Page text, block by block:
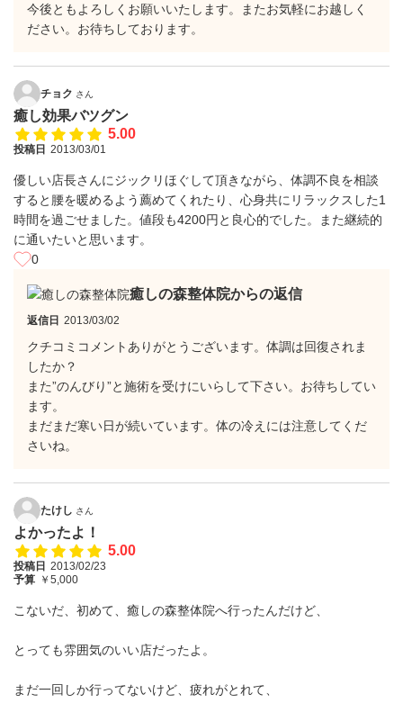
今後ともよろしくお願いいたします。またお気軽にお越しく
ださい。お待ちしております。
チョク さん
癒し効果バツグン
5.00
投稿日 2013/03/01
優しい店長さんにジックリほぐして頂きながら、体調不良を相談
すると腰を暖めるよう薦めてくれたり、心身共にリラックスした1
時間を過ごせました。値段も4200円と良心的でした。また継続的
に通いたいと思います。
0
癒しの森整体院からの返信
返信日 2013/03/02
クチコミコメントありがとうございます。体調は回復されま
したか？
また”のんびり”と施術を受けにいらして下さい。お待ちしてい
ます。
まだまだ寒い日が続いています。体の冷えには注意してくだ
さいね。
たけし さん
よかったよ！
5.00
投稿日 2013/02/23
予算 ￥5,000
こないだ、初めて、癒しの森整体院へ行ったんだけど、
とっても雰囲気のいい店だったよ。
まだ一回しか行ってないけど、疲れがとれて、